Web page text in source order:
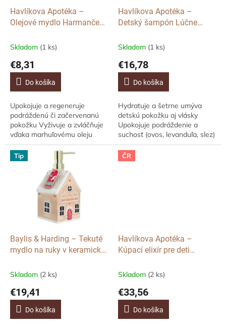
Havlíkova Apotéka –
Olejové mydlo Harmanček,
Skladom (1 ks)
€8,31
Do košíka
Upokojuje a regeneruje
podráždenú či začervenanú
pokožku Vyživuje a zvláčňuje
vďaka marhuľovému oleju
Podporuje hojenie - oxid
zinočnatý upokojuje a pôsobí...
Havlíkova Apotéka –
Detský šampón Lúčne
Skladom (1 ks)
€16,78
Do košíka
Hydratuje a šetrne umýva
detskú pokožku aj vlásky
Upokojuje podráždenie a
suchosť (ovos, levanduľa, slez)
Vyživuje a posilňuje vlasové
korienky (žihľava, lopúch,...
Tip
Baylis & Harding – Tekuté
mydlo na ruky v keramickej
Ríša Divov, 650ml
Skladom (2 ks)
€19,41
Do košíka
ČR
Havlíkova Apotéka –
Kúpací elixír pre deti
Skladom (2 ks)
€33,56
Do košíka